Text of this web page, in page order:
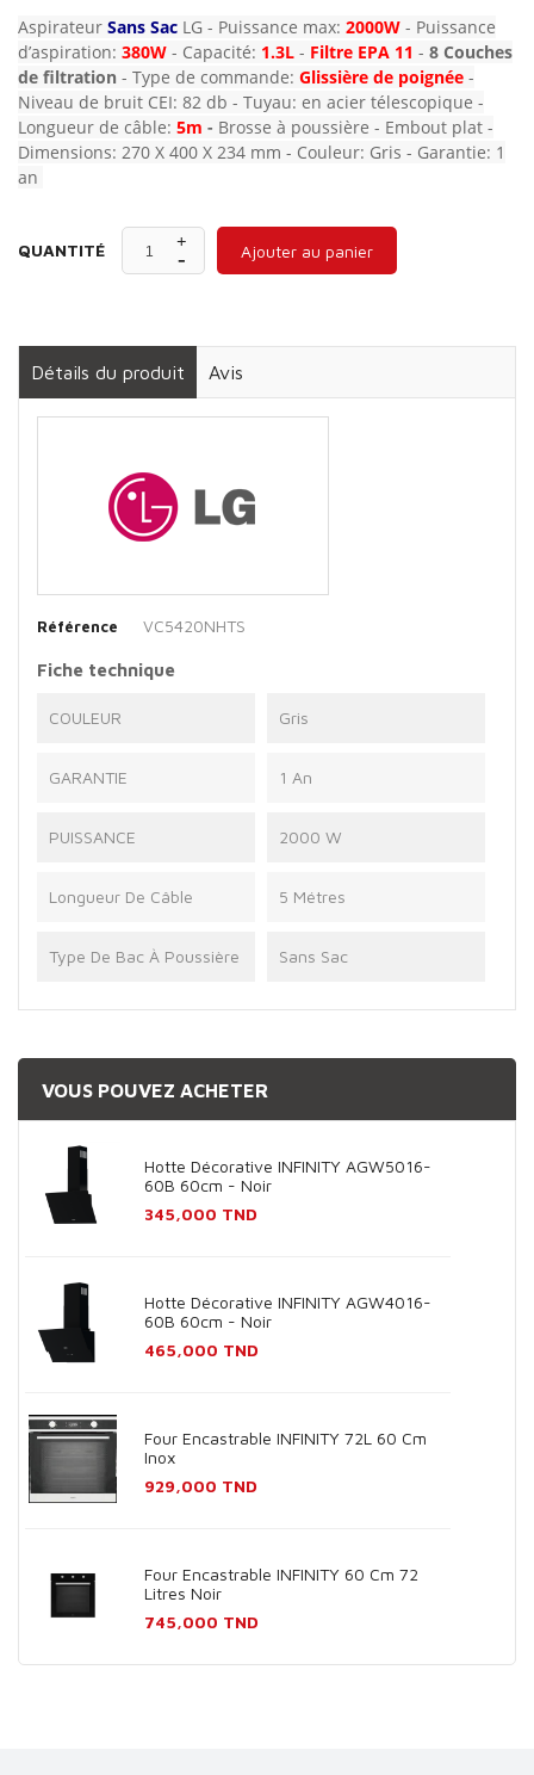
Aspirateur Sans Sac LG - Puissance max: 2000W - Puissance
d’aspiration: 380W - Capacité: 1.3L - Filtre EPA 11 - 8 Couches
de filtration - Type de commande: Glissière de poignée -
Niveau de bruit CEI: 82 db - Tuyau: en acier télescopique -
Longueur de câble: 5m - Brosse à poussière - Embout plat -
Dimensions: 270 X 400 X 234 mm - Couleur: Gris - Garantie: 1
an
QUANTITÉ Ajouter au panier
Détails du produit Avis
Référence VC5420NHTS
Fiche technique
COULEUR Gris
GARANTIE 1 An
PUISSANCE 2000 W
Longueur De Câble 5 Métres
Type De Bac À Poussière Sans Sac
VOUS POUVEZ ACHETER
Hotte Décorative INFINITY AGW5016-
60B 60cm - Noir
Prix
345,000 TND
Hotte Décorative INFINITY AGW4016-
60B 60cm - Noir
Prix
465,000 TND
Four Encastrable INFINITY 72L 60 Cm
Inox
Prix
929,000 TND
Four Encastrable INFINITY 60 Cm 72
Litres Noir
Prix
745,000 TND